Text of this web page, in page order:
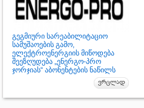
გეგმიური სარეაბილიტაციო
სამუშაოების გამო,
ელექტროენერგიის მიწოდება
შეეზღუდება „ენერგო-პრო
ჯორჯიას“ აბონენტების ნაწილს